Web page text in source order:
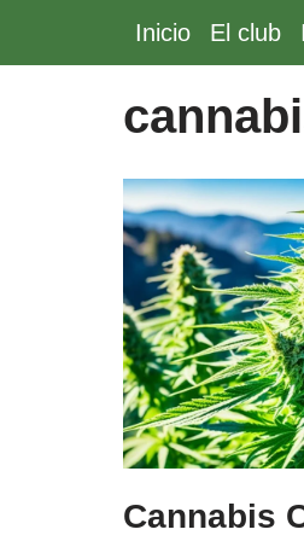
Saltar
Inicio El club
Cannabis